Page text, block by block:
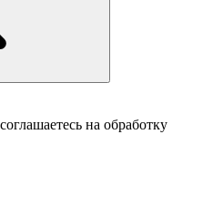
на обработку